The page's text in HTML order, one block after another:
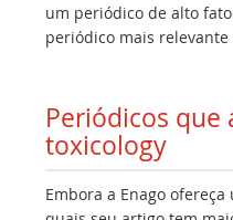
um periódico de alto
periódico mais relevante
Periódicos que
toxicology
Embora a Enago